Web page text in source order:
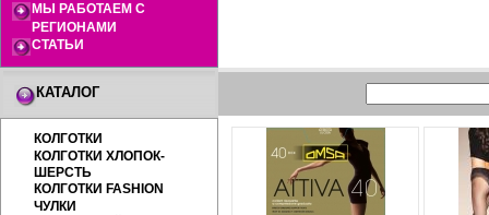
МЫ РАБОТАЕМ С
РЕГИОНАМИ
СТАТЬИ
КАТАЛОГ
КОЛГОТКИ
КОЛГОТКИ ХЛОПОК-
ШЕРСТЬ
КОЛГОТКИ FASHION
ЧУЛКИ